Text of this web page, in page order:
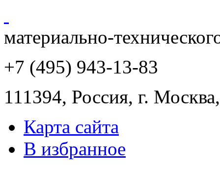
материально-
+7 (495) 943-13-83
111394, Россия, г. Москва
Карта сайта
В избранное